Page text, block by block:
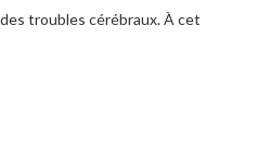
troubles cérébraux. À cet